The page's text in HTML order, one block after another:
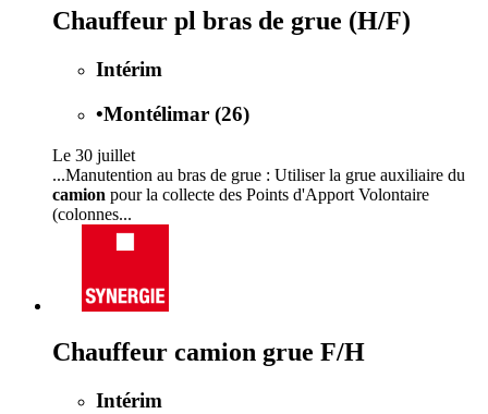
Chauffeur pl bras de grue (H/F)
Intérim
•Montélimar (26)
Le 30 juillet
...Manutention au bras de grue : Utiliser la grue auxiliaire du
camion pour la collecte des Points d'Apport Volontaire
(colonnes...
Chauffeur camion grue F/H
Intérim